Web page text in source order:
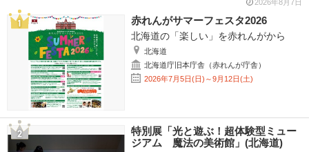
2026年8月7日
赤れんがサマーフェスタ2026
北海道の「楽しい」を赤れんがから
北海道
北海道庁旧本庁舎（赤れんが庁舎）
2026年7月5日(日)～9月12日(土)
特別展「光と遊ぶ！超体験型ミュー
ジアム 魔法の美術館」(北海道)